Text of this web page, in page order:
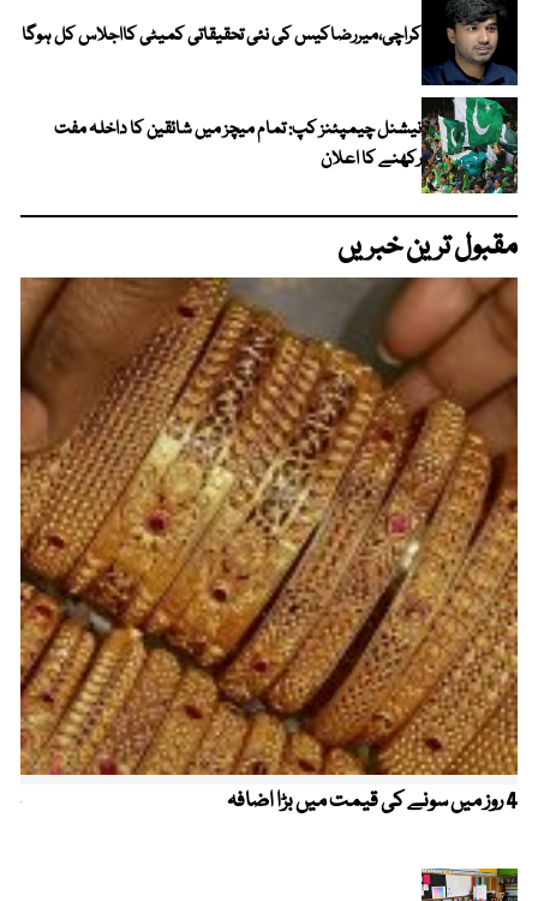
کراچی،میررضاکیس کی نئی تحقیقاتی کمیٹی کااجلاس کل ہوگا
نیشنل چیمپئنز کپ: تمام میچز میں شائقین کا داخلہ مفت
رکھنے کا اعلان
مقبول ترین خبریں
4 روز میں سونے کی قیمت میں بڑا اضافہ